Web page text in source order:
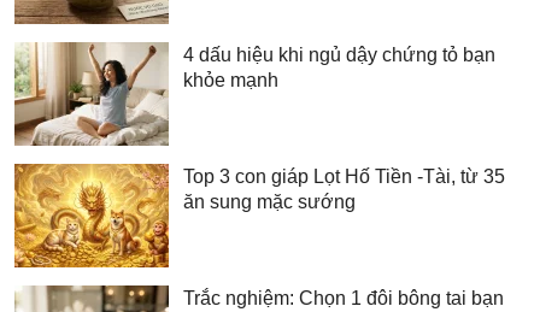
4 dấu hiệu khi ngủ dậy chứng tỏ bạn
khỏe mạnh
Top 3 con giáp Lọt Hố Tiền -Tài, từ 35
ăn sung mặc sướng
Trắc nghiệm: Chọn 1 đôi bông tai bạn